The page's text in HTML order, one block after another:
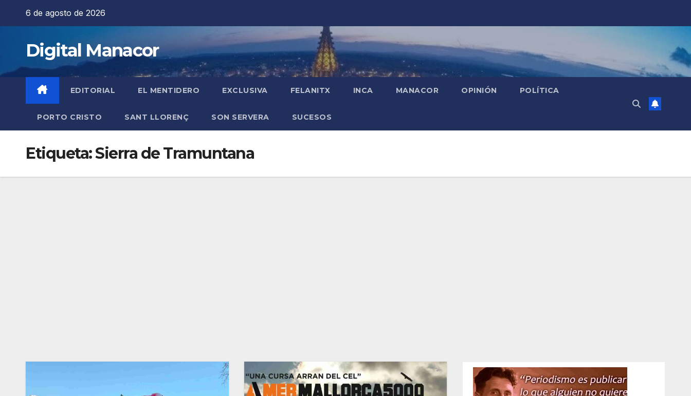
6 de agosto de 2026
Digital Manacor
EDITORIAL EL MENTIDERO EXCLUSIVA FELANITX INCA MANACOR OPINIÓN POLÍTICA
PORTO CRISTO SANT LLORENÇ SON SERVERA SUCESOS
Etiqueta:Sierra de Tramuntana